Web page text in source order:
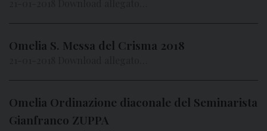
Omelia S. Messa del Crisma 2018
Omelia Ordinazione diaconale del Seminarista
Gianfranco ZUPPA